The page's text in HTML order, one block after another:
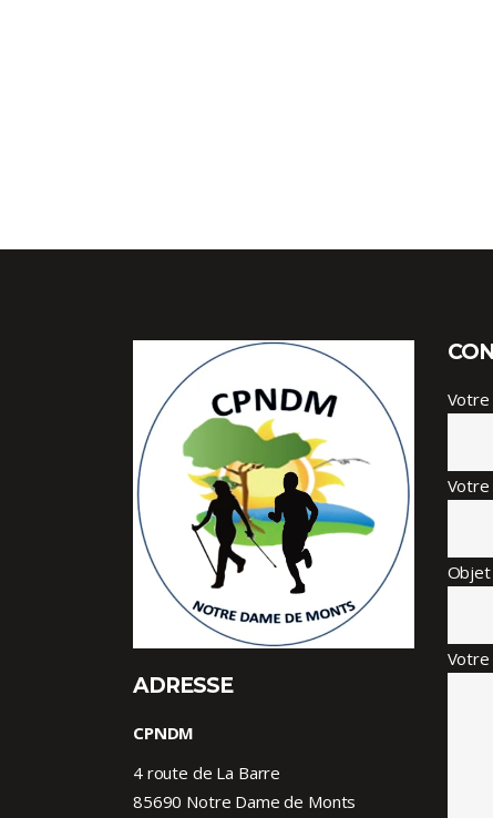
ADRESSE
CPNDM
4 route de La Barre
85690 Notre Dame de Monts
Votre
Votre
Objet
Votre